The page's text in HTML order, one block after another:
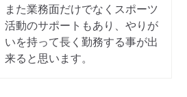
また業務面だけでなくスポーツ
活動のサポートもあり、やりが
いを持って長く勤務する事が出
来ると思います。